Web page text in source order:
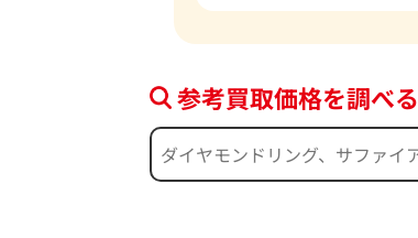
参考買取価格を調べる